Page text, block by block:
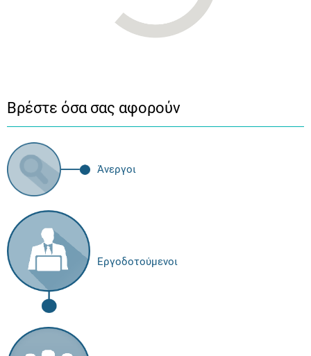
Βρέστε όσα σας αφορούν
Άνεργοι
Εργοδοτούμενοι